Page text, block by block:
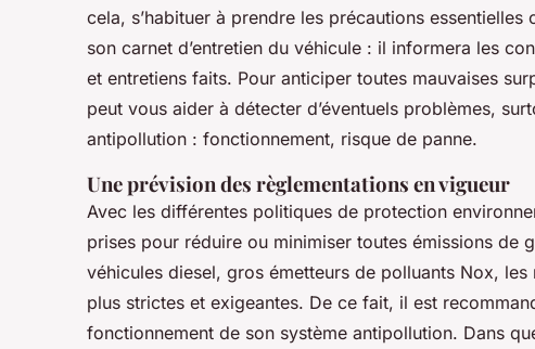
cela, s’habituer à prendre les précautions
son carnet d’entretien du véhicule : il informera les
et entretiens faits. Pour anticiper toutes mauvaises
peut vous aider à détecter d’éventuels problèmes,
antipollution : fonctionnement, risque de panne.
Une prévision des règlementations en vigueur
Avec les différentes politiques de protection
prises pour réduire ou minimiser toutes émissions de
véhicules diesel, gros émetteurs de polluants Nox,
plus strictes et exigeantes. De ce fait, il est
fonctionnement de son système antipollution. Dans